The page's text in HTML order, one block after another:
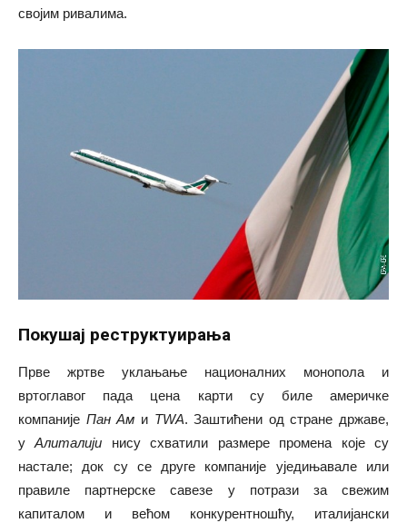
својим ривалима.
Покушај реструктуирања
Прве жртве уклањање националних монопола и
вртоглавог пада цена карти су биле америчке
компаније Пан Ам и ТWА. Заштићени од стране државе,
уАлиталији нису схватили размере промена које су
настале; док су се друге компаније уједињавале или
правиле партнерске савезе у потрази за свежим
капиталом и већом конкурентношћу, италијански